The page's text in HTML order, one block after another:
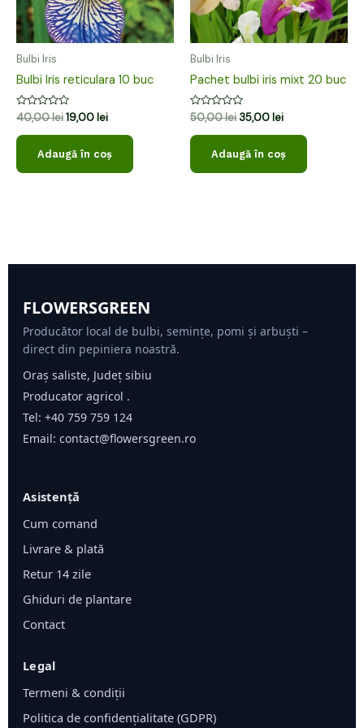
Bulbi Iris
Bulbi Iris reticulara 10 buc
Evaluat
0
40,00lei19,00 lei
Adaugă în coș
Bulbi Iris
Pachet bulbi iris mixt 20 buc
Evaluat
0
50,00lei 35,00 lei
Adaugă în coș
FLOWERSGREEN
Producător local de bulbi, semințe, pomi și arbuști –
direct din pepiniera noastră.
Oraș saliste, Județ sibiu
Producator agricol .
Tel: +40 759 759 124
Email: contact@flowersgreen.ro
Asistență
Cum comand
Livrare & plată
Retur 14 zile
Ghiduri de plantare
Contact
Legal
Termeni & condiții
Politica de confidențialitate (GDPR)